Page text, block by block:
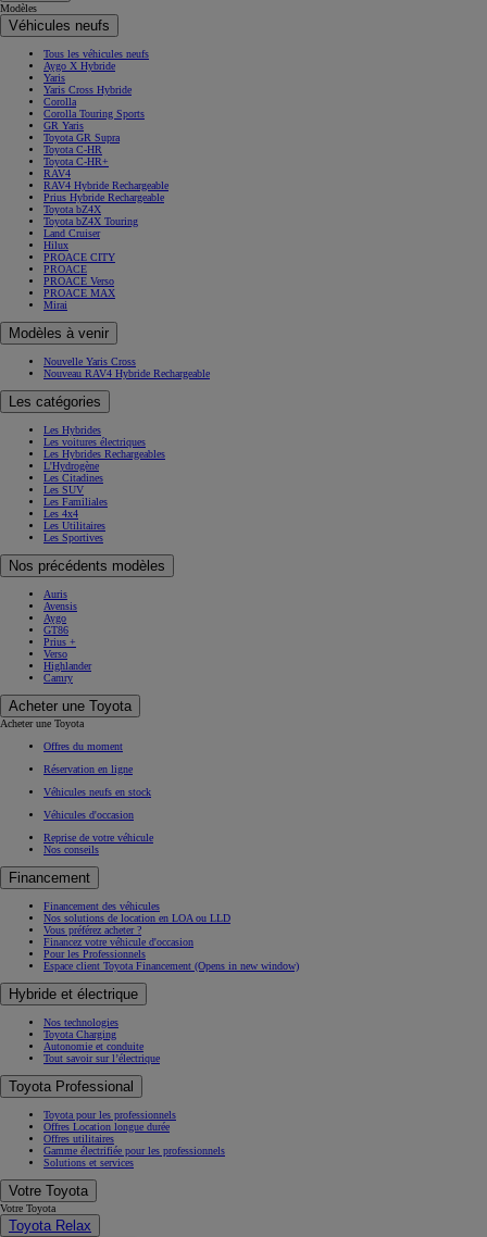
Modèles
Véhicules neufs
Tous les véhicules neufs
Aygo X Hybride
Yaris
Yaris Cross Hybride
Corolla
Corolla Touring Sports
GR Yaris
Toyota GR Supra
Toyota C-HR
Toyota C-HR+
RAV4
RAV4 Hybride Rechargeable
Prius Hybride Rechargeable
Toyota bZ4X
Toyota bZ4X Touring
Land Cruiser
Hilux
PROACE CITY
PROACE
PROACE Verso
PROACE MAX
Mirai
Modèles à venir
Nouvelle Yaris Cross
Nouveau RAV4 Hybride Rechargeable
Les catégories
Les Hybrides
Les voitures électriques
Les Hybrides Rechargeables
L'Hydrogène
Les Citadines
Les SUV
Les Familiales
Les 4x4
Les Utilitaires
Les Sportives
Nos précédents modèles
Auris
Avensis
Aygo
GT86
Prius +
Verso
Highlander
Camry
Acheter une Toyota
Acheter une Toyota
Offres du moment
Réservation en ligne
Véhicules neufs en stock
Véhicules d'occasion
Reprise de votre véhicule
Nos conseils
Financement
Financement des véhicules
Nos solutions de location en LOA ou LLD
Vous préférez acheter ?
Financez votre véhicule d'occasion
Pour les Professionnels
Espace client Toyota Financement (Opens in new window)
Hybride et électrique
Nos technologies
Toyota Charging
Autonomie et conduite
Tout savoir sur l’électrique
Toyota Professional
Toyota pour les professionnels
Offres Location longue durée
Offres utilitaires
Gamme électrifiée pour les professionnels
Solutions et services
Votre Toyota
Votre Toyota
Toyota Relax